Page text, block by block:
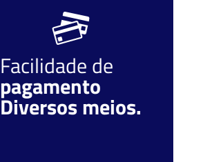
Facilidade de
pagamento
Diversos meios.